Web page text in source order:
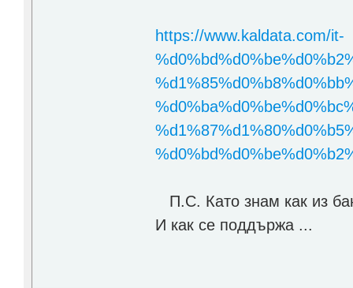
https://www.kaldata.com/it-
П.С. Като знам как из
И как се поддържа ...